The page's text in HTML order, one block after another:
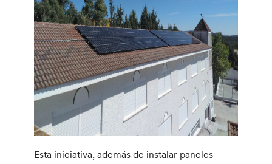
Esta iniciativa, además de instalar paneles